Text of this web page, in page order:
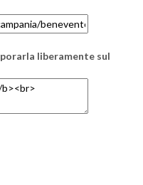
liberamente sul